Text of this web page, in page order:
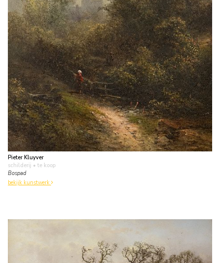
Pieter Kluyver
schilderij • te koop
Bospad
bekijk kunstwerk